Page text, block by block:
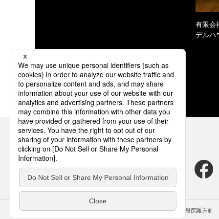
有限会
デルハ
サイトのご利用にあたって クッキーポリシー 個人情報保護方針